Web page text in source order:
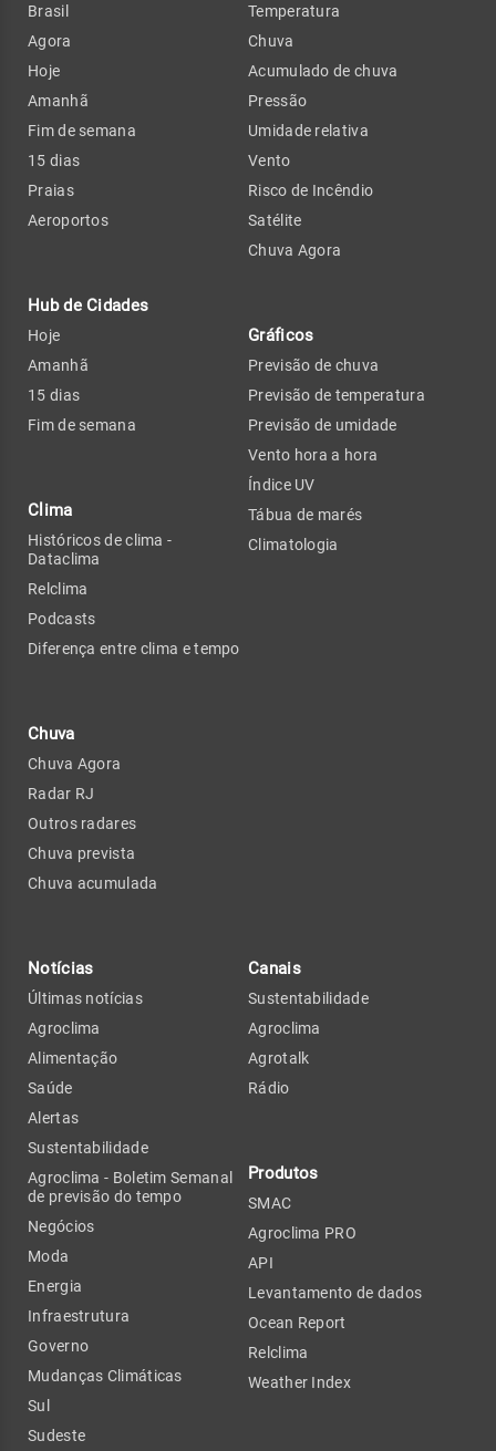
Brasil
Agora
Hoje
Amanhã
Fim de semana
15 dias
Praias
Aeroportos
Hub de Cidades
Hoje
Amanhã
15 dias
Fim de semana
Clima
Históricos de clima -
Dataclima
Relclima
Podcasts
Diferença entre clima e tempo
Chuva
Chuva Agora
Radar RJ
Outros radares
Chuva prevista
Chuva acumulada
Temperatura
Chuva
Acumulado de chuva
Pressão
Umidade relativa
Vento
Risco de Incêndio
Satélite
Chuva Agora
Gráficos
Previsão de chuva
Previsão de temperatura
Previsão de umidade
Vento hora a hora
Índice UV
Tábua de marés
Climatologia
Notícias
Últimas notícias
Agroclima
Alimentação
Saúde
Alertas
Sustentabilidade
Agroclima - Boletim Semanal
de previsão do tempo
Negócios
Moda
Energia
Infraestrutura
Governo
Mudanças Climáticas
Sul
Sudeste
Canais
Sustentabilidade
Agroclima
Agrotalk
Rádio
Produtos
SMAC
Agroclima PRO
API
Levantamento de dados
Ocean Report
Relclima
Weather Index